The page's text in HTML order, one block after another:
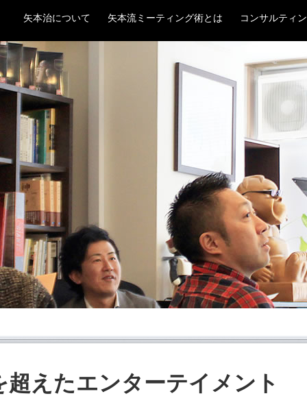
矢本治について 矢本流ミーティング術とは コンサルティ
儀BLOG
えたエンターテイメント